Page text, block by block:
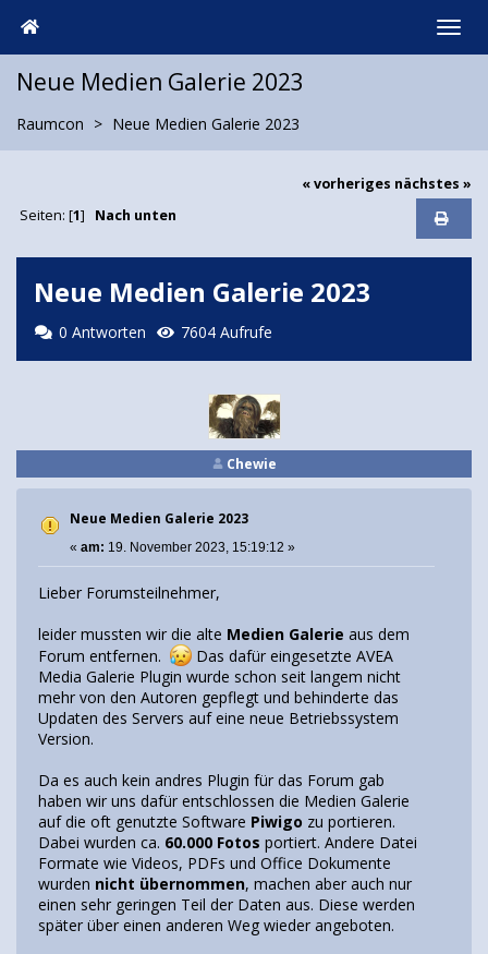
Neue Medien Galerie 2023
Raumcon Neue Medien Galerie 2023
« vorheriges nächstes »
Seiten: [1] Nach unten
Neue Medien Galerie 2023
0 Antworten 7604 Aufrufe
Chewie
Neue Medien Galerie 2023
« am: 19. November 2023, 15:19:12 »
Lieber Forumsteilnehmer,
leider mussten wir die alte Medien Galerie aus dem
Forum entfernen.
Das dafür eingesetzte AVEA
Media Galerie Plugin wurde schon seit langem nicht
mehr von den Autoren gepflegt und behinderte das
Updaten des Servers auf eine neue Betriebssystem
Version.
Da es auch kein andres Plugin für das Forum gab
haben wir uns dafür entschlossen die Medien Galerie
auf die oft genutzte Software Piwigo zu portieren.
Dabei wurden ca. 60.000 Fotos portiert. Andere Datei
Formate wie Videos, PDFs und Office Dokumente
wurden nicht übernommen, machen aber auch nur
einen sehr geringen Teil der Daten aus. Diese werden
später über einen anderen Weg wieder angeboten.